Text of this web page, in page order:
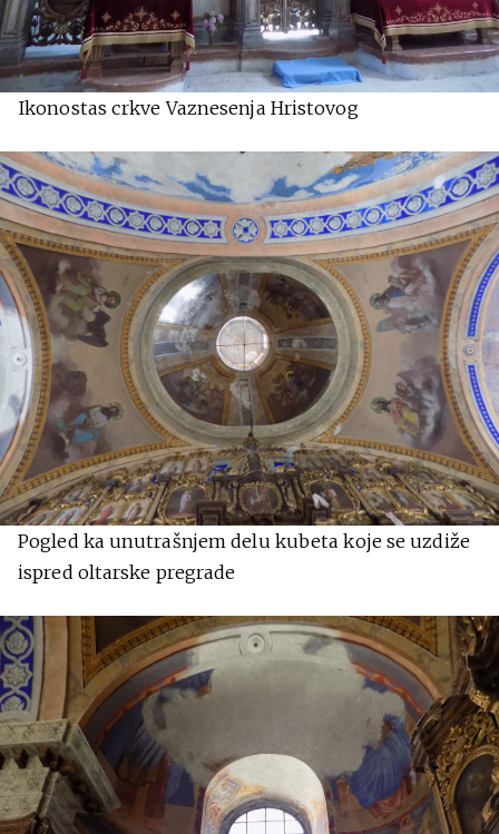
Ikonostas crkve Vaznesenja Hristovog
Pogled ka unutrašnjem delu kubeta koje se uzdiže
ispred oltarske pregrade